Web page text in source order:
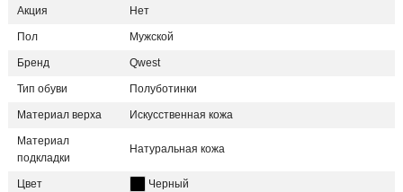
Акция Нет
Пол Мужской
Бренд Qwest
Тип обуви Полуботинки
Материал верха Искусственная кожа
Материал
подкладки
Натуральная кожа
Цвет Черный